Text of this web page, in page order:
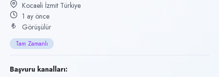
Çalışma şekli
Tam Zamanlı · Ofis
Yayın tarihi
12 Haziran 2026
Son geçerlilik
Kocaeli İzmit Türkiye
1 ay önce
Görüşülür
Tam Zamanlı
Başvuru kanalları: